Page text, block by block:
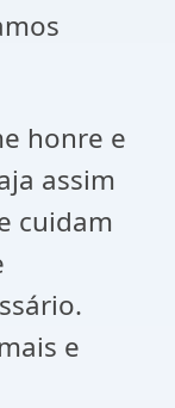
honre e
assim
cuidam
e